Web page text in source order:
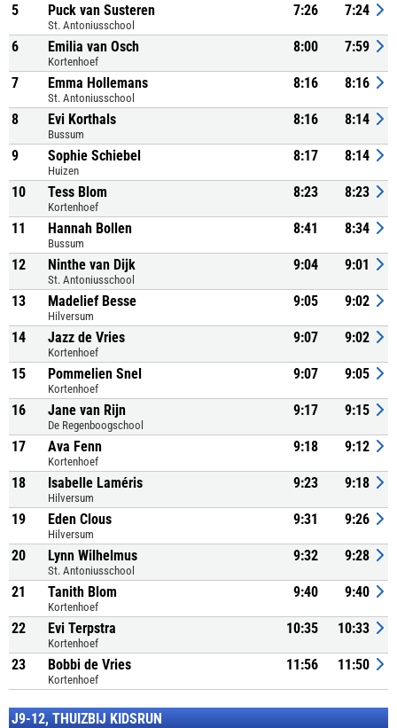
5 Puck van Susteren
St. Antoniusschool
7:26 7:24
6 Emilia van Osch
Kortenhoef
8:00 7:59
7 Emma Hollemans
St. Antoniusschool
8:16 8:16
8 Evi Korthals
Bussum
8:16 8:14
9 Sophie Schiebel
Huizen
8:17 8:14
10 Tess Blom
Kortenhoef
8:23 8:23
11 Hannah Bollen
Bussum
8:41 8:34
12 Ninthe van Dijk
St. Antoniusschool
9:04 9:01
13 Madelief Besse
Hilversum
9:05 9:02
14 Jazz de Vries
Kortenhoef
9:07 9:02
15 Pommelien Snel
Kortenhoef
9:07 9:05
16 Jane van Rijn
De Regenboogschool
9:17 9:15
17 Ava Fenn
Kortenhoef
9:18 9:12
18 Isabelle Laméris
Hilversum
9:23 9:18
19 Eden Clous
Hilversum
9:31 9:26
20 Lynn Wilhelmus
St. Antoniusschool
9:32 9:28
21 Tanith Blom
Kortenhoef
9:40 9:40
22 Evi Terpstra
Kortenhoef
10:35 10:33
23 Bobbi de Vries
Kortenhoef
11:56 11:50
J9-12, THUIZBIJ KIDSRUN